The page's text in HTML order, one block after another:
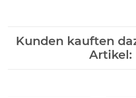
Kunden kauften
Artikel: